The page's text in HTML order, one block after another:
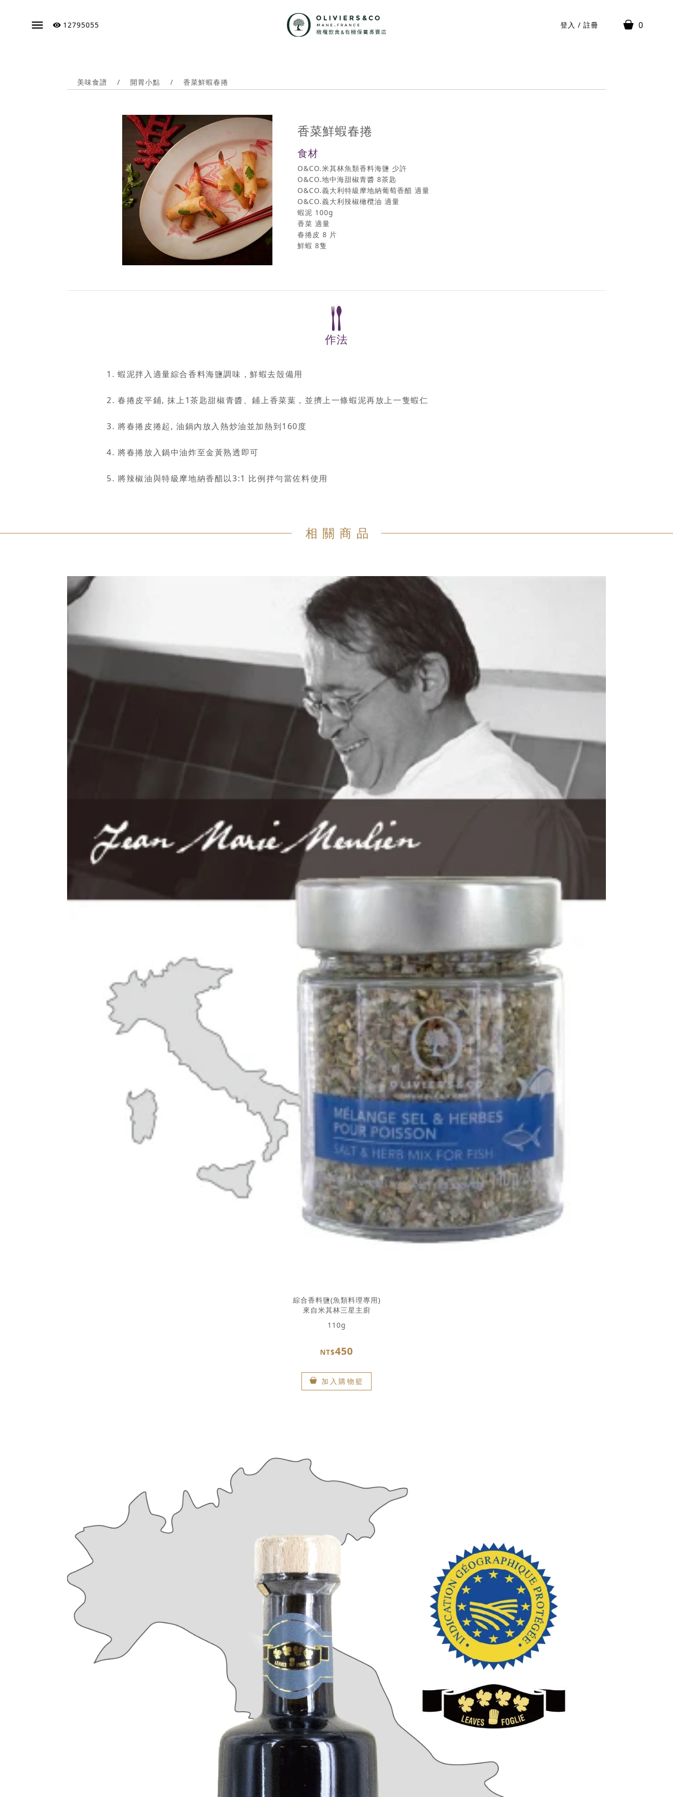
12795055 登入 / 註冊 0
美味食譜 / 開胃小點 / 香菜鮮蝦春捲
香菜鮮蝦春捲
食材
O&CO.米其林魚類香料海鹽 少許
O&CO.地中海甜椒青醬 8茶匙
O&CO.義大利特級摩地納葡萄香醋 適量
O&CO.義大利辣椒橄欖油 適量
蝦泥 100g
香菜 適量
春捲皮 8 片
鮮蝦 8隻
作法
蝦泥拌入適量綜合香料海鹽調味，鮮蝦去殼備用
春捲皮平鋪, 抹上1茶匙甜椒青醬、鋪上香菜葉，並擠上一條蝦泥再放上一隻蝦仁
將春捲皮捲起, 油鍋內放入熱炒油並加熱到160度
將春捲放入鍋中油炸至金黃熟透即可
將辣椒油與特級摩地納香醋以3:1 比例拌勻當佐料使用
相關商品
綜合香料鹽(魚類料理專用)
來自米其林三星主廚
110g
NT$450
加入購物籃